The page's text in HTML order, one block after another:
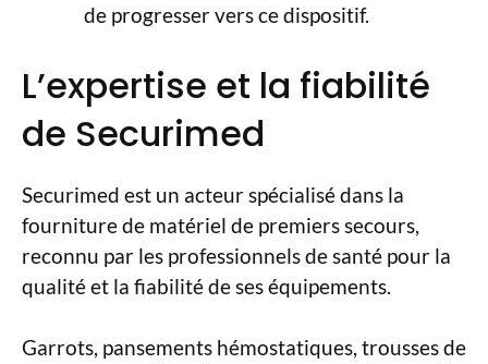
de progresser vers ce dispositif.
L’expertise et la fiabilité
de Securimed
Securimed est un acteur spécialisé dans la
fourniture de matériel de premiers secours,
reconnu par les professionnels de santé pour la
qualité et la fiabilité de ses équipements.
Garrots, pansements hémostatiques, trousses de